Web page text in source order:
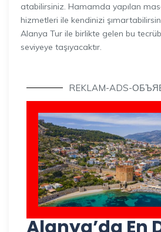
atabilirsiniz. Hamamda yapılan
hizmetleri ile kendinizi
Alanya Tur ile birlikte gelen bu
seviyeye taşıyacaktır.
REKLAM-ADS-